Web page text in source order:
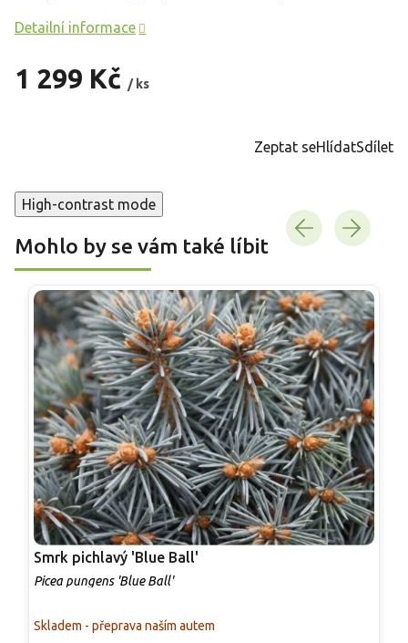
1 299 Kč / ks
Detailní informace
Zeptat seHlídatSdílet
High-contrast mode
Mohlo by se vám také líbit
Smrk pichlavý 'Blue Ball'
Picea pungens 'Blue Ball'
Skladem - přeprava naším autem